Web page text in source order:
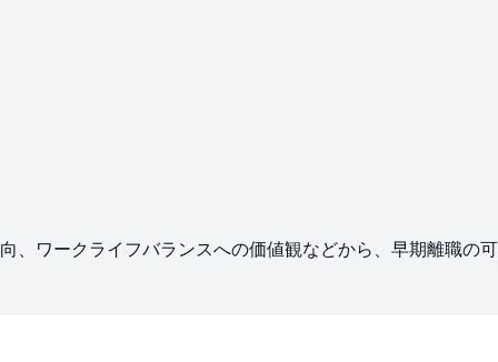
、ワークライフバランスへの価値観などから、早期離職の可